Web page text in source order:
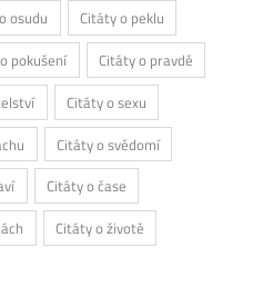
osudu
Citáty o peklu
pokušení
Citáty o pravdě
Citáty o sexu
Citáty o svědomí
Citáty o čase
Citáty o životě